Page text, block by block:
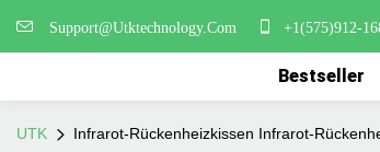
Support@Utktechnology.Com +1(575)912-
Bestseller
UTK Infrarot-Rückenheizkissen Infrarot-